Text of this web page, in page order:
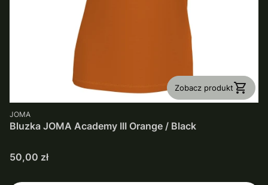
Zobacz produkt
PRODUCENT
JOMA
Bluzka JOMA Academy III Orange / Black
Cena
50,00 zł